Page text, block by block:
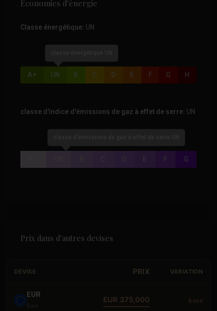
Économies d'énergie
Classe énergétique: UN
A+ UN B C D E F G H
classe d'indice d'émissions de gaz à effet de serre: UN
D E F G
Prix dans d'autres devises
DEVISE PRIX VARIATION
EUR
Euro
EUR 375,000 base